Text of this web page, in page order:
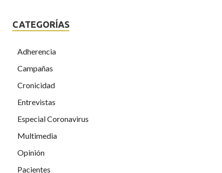
CATEGORÍAS
Adherencia
Campañas
Cronicidad
Entrevistas
Especial Coronavirus
Multimedia
Opinión
Pacientes